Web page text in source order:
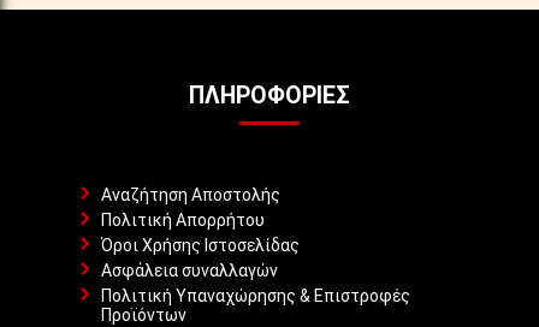
ΠΛΗΡΟΦΟΡΊΕΣ
Αναζήτηση Αποστολής
Πολιτική Απορρήτου
Όροι Χρήσης Ιστοσελίδας
Ασφάλεια συναλλαγών
Πολιτική Υπαναχώρησης & Επιστροφές
Προϊόντων